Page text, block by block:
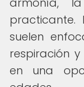
practicante.
suelen
respiración
en una